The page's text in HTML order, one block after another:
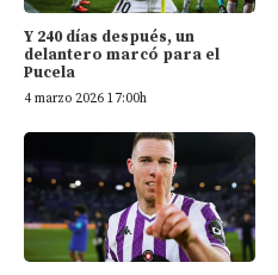
Y 240 días después, un
delantero marcó para el
Pucela
4 marzo 2026 17:00h